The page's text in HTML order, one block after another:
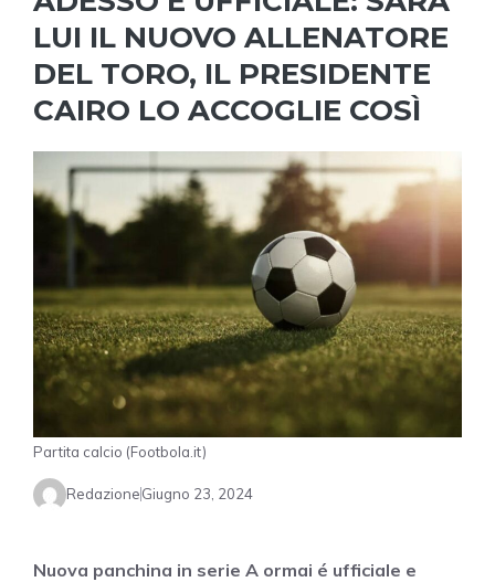
LUI IL NUOVO ALLENATORE
DEL TORO, IL PRESIDENTE
CAIRO LO ACCOGLIE COSÌ
Partita calcio (Footbola.it)
RedazioneGiugno 23, 2024
Nuova panchina in serie A ormai é ufficiale e